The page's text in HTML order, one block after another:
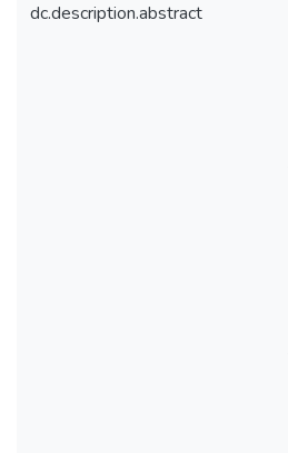
dc.description.abstract